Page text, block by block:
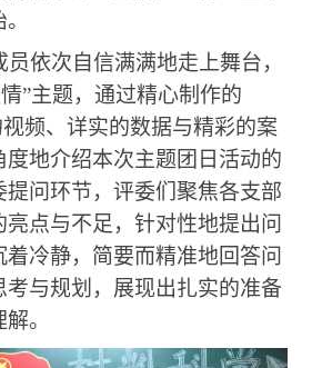
依次自信满满地走上舞台，
”主题，通过精心制作的
频、详实的数据与精彩的案
地介绍本次主题团日活动的
提问环节，评委们聚焦各支部
点与不足，针对性地提出问
冷静，简要而精准地回答问
考与规划，展现出扎实的准备
。